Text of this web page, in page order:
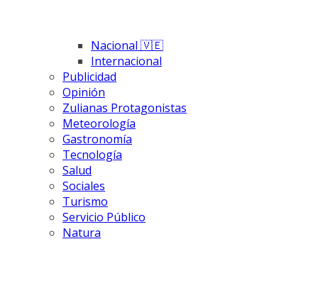
Nacional 🇻🇪
Internacional
Publicidad
Opinión
Zulianas Protagonistas
Meteorología
Gastronomía
Tecnología
Salud
Sociales
Turismo
Servicio Público
Natura